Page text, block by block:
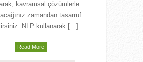
kavramsal çözümlerle
zamandan tasarruf
NLP kullanarak […]
Read More